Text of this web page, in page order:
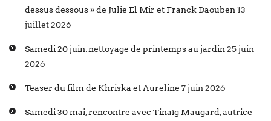
dessus dessous » de Julie El Mir et Franck Daouben 13
juillet 2026
Samedi 20 juin, nettoyage de printemps au jardin 25 juin
2026
Teaser du film de Khriska et Aureline 7 juin 2026
Samedi 30 mai, rencontre avec Tinaïg Maugard, autrice